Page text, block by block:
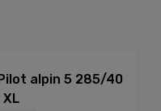
alpin 5 285/40
XL